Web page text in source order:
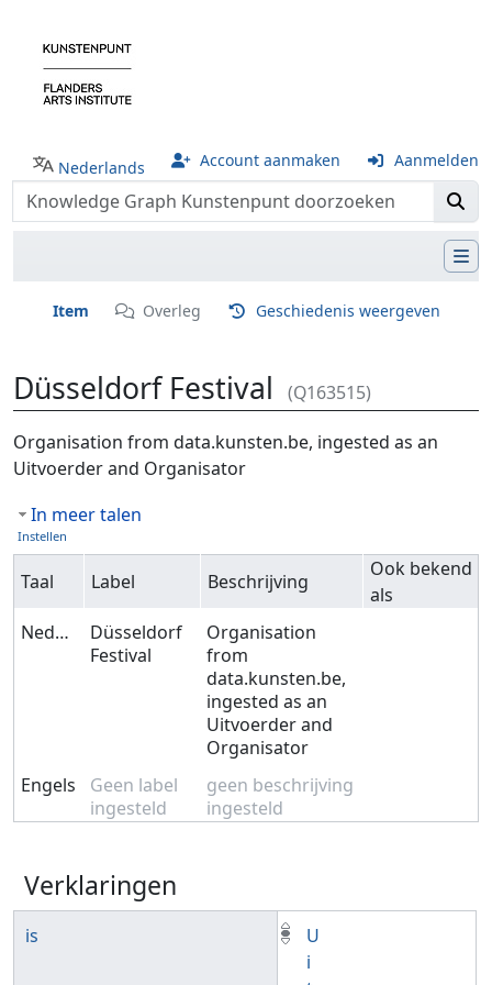
Nederlands Account aanmaken Aanmelden
Item Overleg Geschiedenis weergeven
Düsseldorf Festival (Q163515)
Ga naar:navigatie,zoeken
Organisation from data.kunsten.be, ingested as an
Uitvoerder and Organisator
In meer talen
Instellen
Taal Label Beschrijving
Ook bekend
als
Nederlands
Düsseldorf
Festival
Organisation
from
data.kunsten.be,
ingested as an
Uitvoerder and
Organisator
Engels
Geen label
ingesteld
geen beschrijving
ingesteld
Verklaringen
is
U
i